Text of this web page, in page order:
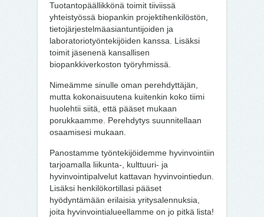
Tuotantopäällikkönä toimit tiiviissä
yhteistyössä biopankin projektihenkilöstön,
tietojärjestelmäasiantuntijoiden ja
laboratoriotyöntekijöiden kanssa. Lisäksi
toimit jäsenenä kansallisen
biopankkiverkoston työryhmissä.
Nimeämme sinulle oman perehdyttäjän,
mutta kokonaisuutena kuitenkin koko tiimi
huolehtii siitä, että pääset mukaan
porukkaamme. Perehdytys suunnitellaan
osaamisesi mukaan.
Panostamme työntekijöidemme hyvinvointiin
tarjoamalla liikunta-, kulttuuri- ja
hyvinvointipalvelut kattavan hyvinvointiedun.
Lisäksi henkilökortillasi pääset
hyödyntämään erilaisia yritysalennuksia,
joita hyvinvointialueellamme on jo pitkä lista!